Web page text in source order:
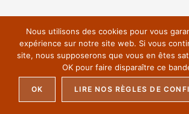
Nous utilisons des cookies pour vous
expérience sur notre site web. Si vous
site, nous supposerons que vous en êtes
OK pour faire disparaître ce
OK LIRE NOS RÈGLES DE